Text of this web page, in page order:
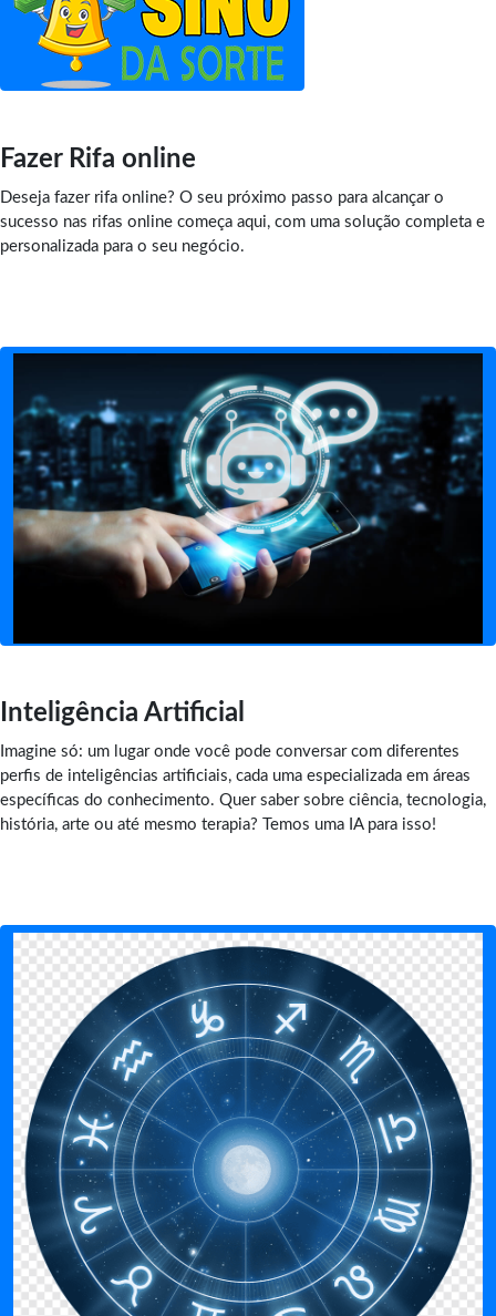
Fazer Rifa online
Deseja fazer rifa online? O seu próximo passo para alcançar o
sucesso nas rifas online começa aqui, com uma solução completa e
personalizada para o seu negócio.
Inteligência Artificial
Imagine só: um lugar onde você pode conversar com diferentes
perfis de inteligências artificiais, cada uma especializada em áreas
específicas do conhecimento. Quer saber sobre ciência, tecnologia,
história, arte ou até mesmo terapia? Temos uma IA para isso!